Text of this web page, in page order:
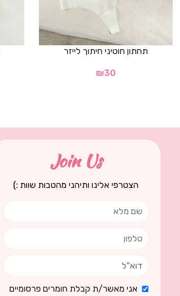
תחתון חוטיני חיתוך לייזר
₪30
Join Us
הצטרפי אלינו ותיהני מהטבות שוות :)
אני מאשר/ת קבלת חומרים פרסומיים